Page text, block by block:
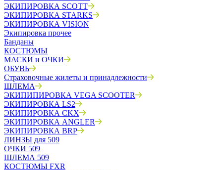
ЭКИПИРОВКА SCOTT
ЭКИПИРОВКА STARKS
ЭКИПИРОВКА VISION
Экипировка прочее
Банданы
КОСТЮМЫ
МАСКИ и ОЧКИ
ОБУВЬ
Страховочные жилеты и принадлежности
ШЛЕМА
ЭКИПИПИРОВКА VEGA SCOOTER
ЭКИПИРОВКА LS2
ЭКИПИРОВКА CKX
ЭКИПИРОВКА ANGLER
ЭКИПИРОВКА BRP
ЛИНЗЫ для 509
ОЧКИ 509
ШЛЕМА 509
КОСТЮМЫ FXR